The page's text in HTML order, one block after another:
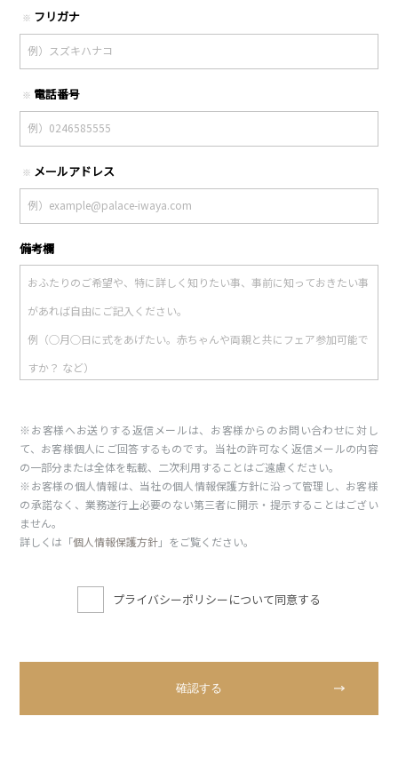
※ フリガナ
※ 電話番号
※ メールアドレス
備考欄
※お客様へお送りする返信メールは、お客様からのお問い合わせに対し
て、お客様個人にご回答するものです。当社の許可なく返信メールの内容
の一部分または全体を転載、二次利用することはご遠慮ください。
※お客様の個人情報は、当社の個人情報保護方針に沿って管理し、お客様
の承諾なく、業務遂行上必要のない第三者に開示・提示することはござい
ません。
詳しくは「個人情報保護方針」をご覧ください。
プライバシーポリシーについて同意する